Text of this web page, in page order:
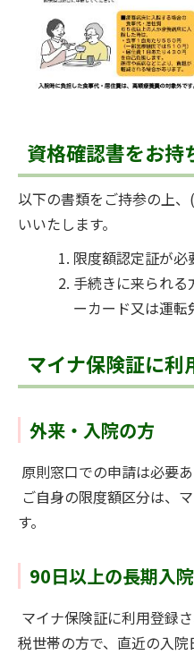
資格確認書をお持
以下の書類をご持参の上
いいたします。
限度額認定証が
手続きに来られ
ーカード又は運転
マイナ保険証に利
外来・入院の方
原則窓口での申請は必要あ
ご自身の限度額区分は、
す。
90日以上の長期入
マイナ保険証に利用登録
税世帯の方で、直近の入